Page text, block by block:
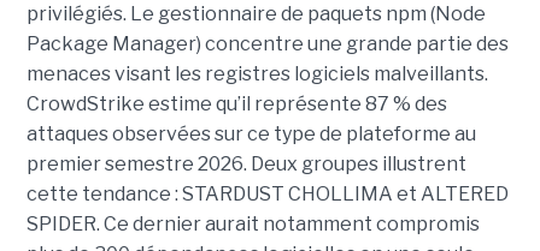
privilégiés. Le gestionnaire de paquets npm (Node
Package Manager) concentre une grande partie des
menaces visant les registres logiciels malveillants.
CrowdStrike estime qu’il représente 87 % des
attaques observées sur ce type de plateforme au
premier semestre 2026. Deux groupes illustrent
cette tendance : STARDUST CHOLLIMA et ALTERED
SPIDER. Ce dernier aurait notamment compromis